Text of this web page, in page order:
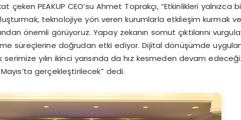
çeken PEAKUP CEO’su Ahmet Toprakçı, “Etkinlikleri yalnızca
teknolojiye yön veren kurumlarla etkileşim kurmak
önemli görüyoruz. Yapay zekanın somut çıktılarını
süreçlerine doğrudan etki ediyor. Dijital dönüşümde
yılın ikinci yarısında da hız kesmeden devam
gerçekleştirilecek” dedi.